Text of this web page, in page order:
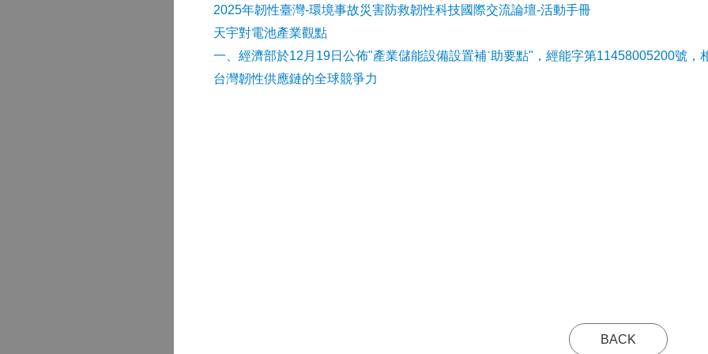
2025年韌性臺灣-環境事故災害防救韌性科技國際交流論壇-活動手冊
天宇對電池產業觀點
一、經濟部於12月19日公佈"產業儲能設備設置補ˋ助要點"，經能字第11458005200號，
台灣韌性供應鏈的全球競爭力
BACK